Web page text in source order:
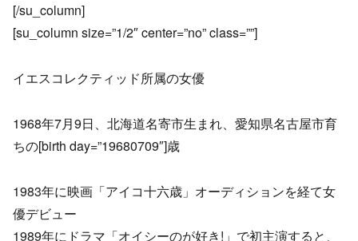
[/su_column]
[su_column size=”1/2″ center=”no” class=””]
イエスコレクティッド所属の女優
1968年7月9日、北海道名寄市生まれ、愛知県名古屋市育
ちの[birth day=”19680709″]歳
1983年に映画「アイコ十六歳」オーディションを経て女
優デビュー
1989年にドラマ「オイシーのが好き!」で初主演すると、